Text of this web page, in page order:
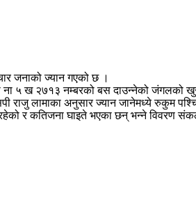
जनाको ज्यान गएको छ ।
५ ख २७१३ नम्बरको बस दाउन्नेको जंगलको
राजु लामाका अनुसार ज्यान जानेमध्ये रुकुम
र कतिजना घाइते भएका छन् भन्ने विवरण